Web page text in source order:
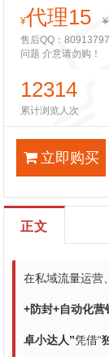
¥代理15 ¥
售后QQ：
问题 介意请勿购！
12314
累计浏览人次
立即购买
正文
在私域流量运营
+防封+自动化营
卓小达人”凭借“